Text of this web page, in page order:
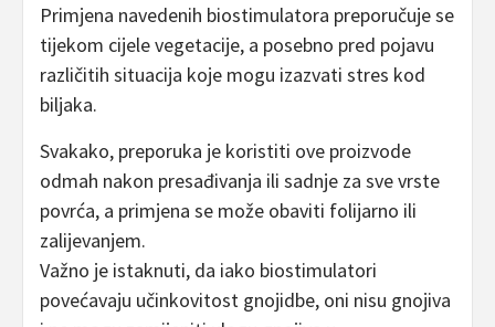
Primjena navedenih biostimulatora preporučuje se
tijekom cijele vegetacije, a posebno pred pojavu
različitih situacija koje mogu izazvati stres kod
biljaka.
Svakako, preporuka je koristiti ove proizvode
odmah nakon presađivanja ili sadnje za sve vrste
povrća, a primjena se može obaviti folijarno ili
zalijevanjem.
Važno je istaknuti, da iako biostimulatori
povećavaju učinkovitost gnojidbe, oni nisu gnojiva